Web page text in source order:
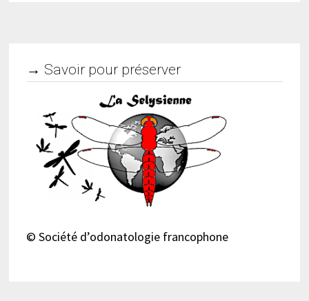
→ Savoir pour préserver
© Société d’odonatologie francophone